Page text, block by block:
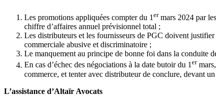
Les promotions appliquées compter du 1 ermars 2024 par
chiffre d’affaires annuel prévisionnel total ;
Les distributeurs et les fournisseurs de PGC doivent
commerciale abusive et discriminatoire ;
Le manquement au principe de bonne foi dans la conduite
En cas d’échec des négociations à la date butoir du 1er
commerce, et tenter avec distributeur de conclure, devant
L’assistance d’Altaïr Avocats